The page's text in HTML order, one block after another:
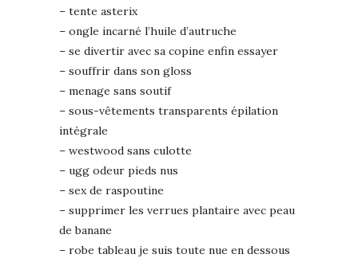
– tente asterix
– ongle incarné l’huile d’autruche
– se divertir avec sa copine enfin essayer
– souffrir dans son gloss
– menage sans soutif
– sous-vêtements transparents épilation
intégrale
– westwood sans culotte
– ugg odeur pieds nus
– sex de raspoutine
– supprimer les verrues plantaire avec peau
de banane
– robe tableau je suis toute nue en dessous